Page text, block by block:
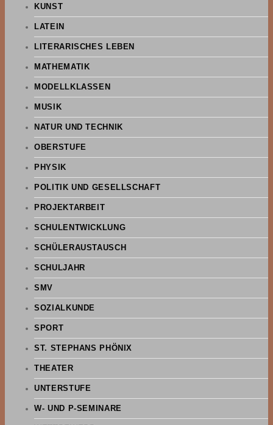
KUNST
LATEIN
LITERARISCHES LEBEN
MATHEMATIK
MODELLKLASSEN
MUSIK
NATUR UND TECHNIK
OBERSTUFE
PHYSIK
POLITIK UND GESELLSCHAFT
PROJEKTARBEIT
SCHULENTWICKLUNG
SCHÜLERAUSTAUSCH
SCHULJAHR
SMV
SOZIALKUNDE
SPORT
ST. STEPHANS PHÖNIX
THEATER
UNTERSTUFE
W- UND P-SEMINARE